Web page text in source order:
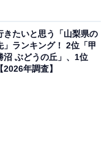
きたいと思う「山梨県の
」ランキング！ 2位「甲
沼 ぶどうの丘」、1位
2026年調査】